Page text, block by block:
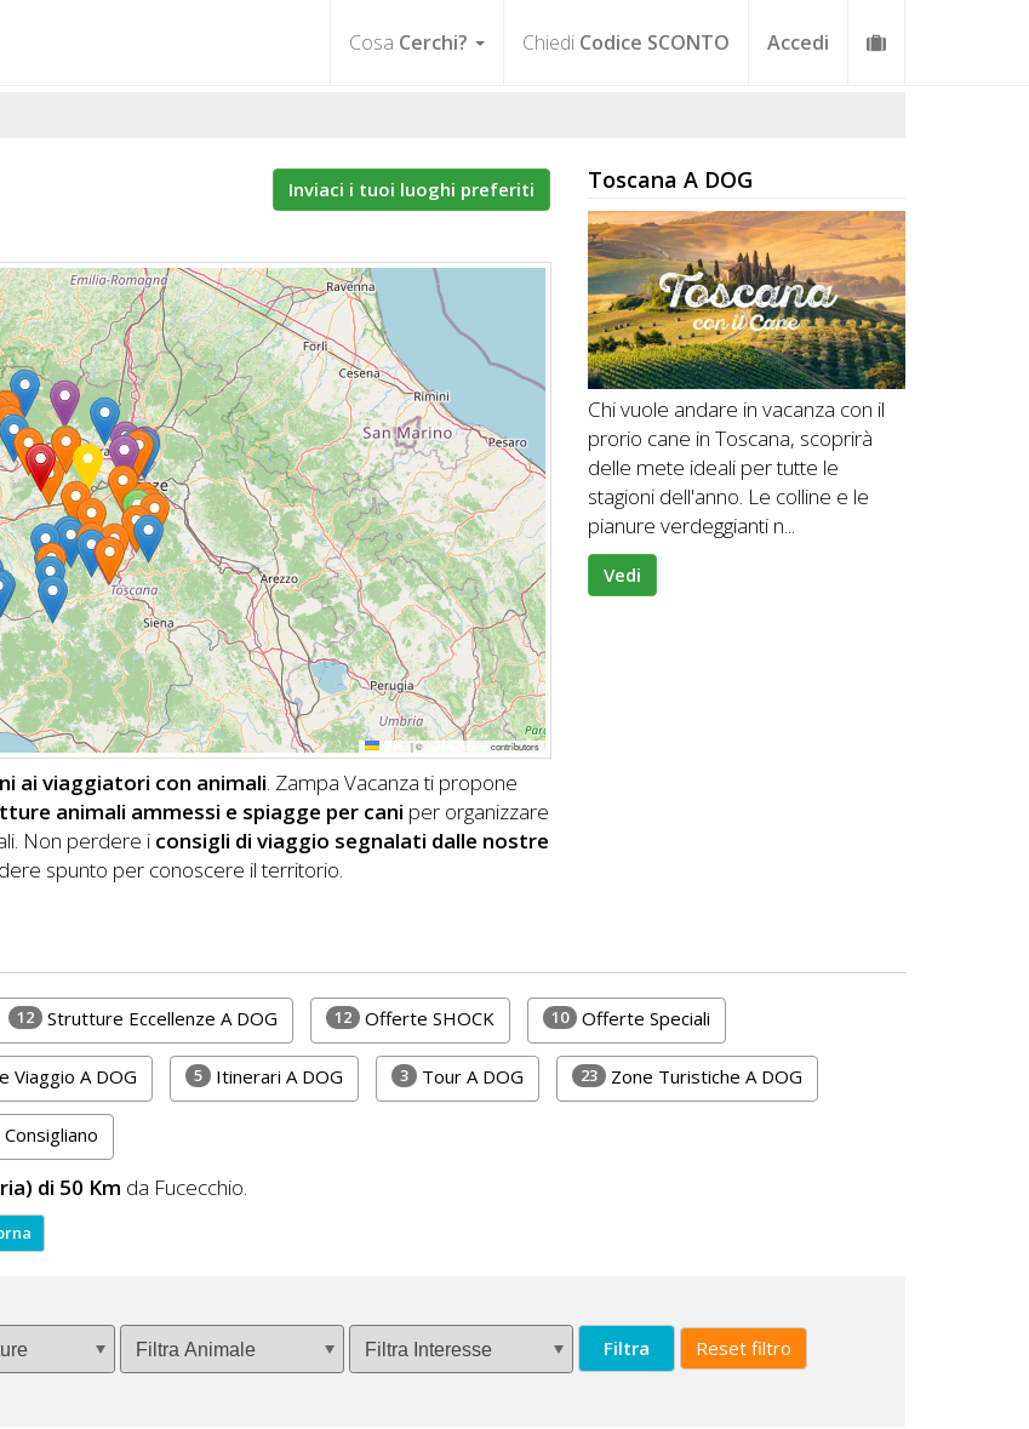
Cosa Cerchi? Chiedi Codice SCONTO Accedi
Inviaci i tuoi luoghi preferiti
Leaflet |© contributors
ai viaggiatori con animali. Zampa Vacanza ti propone
animali ammessi e spiagge per cani per organizzare
Non perdere i consigli di viaggio segnalati dalle nostre
spunto per conoscere il territorio.
Toscana A DOG
Chi vuole andare in vacanza con il
prorio cane in Toscana, scoprirà
delle mete ideali per tutte le
stagioni dell'anno. Le colline e le
pianure verdeggianti n...
Vedi
12 Strutture Eccellenze A DOG 12 Offerte SHOCK 10 Offerte Speciali
Viaggio A DOG 5 Itinerari A DOG 3 Tour A DOG 23 Zone Turistiche A DOG
di 50 Km da Fucecchio.
Filtra Reset filtro